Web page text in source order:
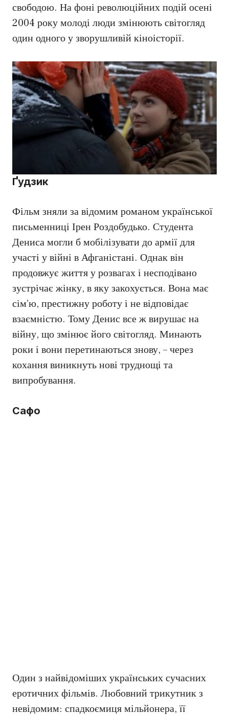
свободою. На фоні революційних подій осені
2004 року молоді люди змінюють світогляд
один одного у зворушливій кіноісторії.
Ґудзик
Фільм зняли за відомим романом української
письменниці Ірен Роздобудько. Студента
Дениса могли б мобілізувати до армії для
участі у війні в Афганістані. Однак він
продовжує життя у розвагах і несподівано
зустрічає жінку, в яку закохується. Вона має
сім’ю, престижну роботу і не відповідає
взаємністю. Тому Денис все ж вирушає на
війну, що змінює його світогляд. Минають
роки і вони перетинаються знову, – через
кохання виникнуть нові труднощі та
випробування.
Сафо
Один з найвідоміших українських сучасних
еротичних фільмів. Любовний трикутник з
невідомим: спадкоємиця мільйонера, її